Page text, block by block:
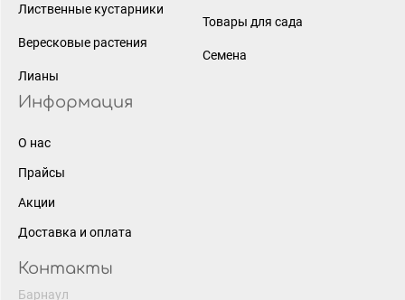
Лиственные кустарники
Вересковые растения
Лианы
Товары для сада
Семена
Информация
О нас
Прайсы
Акции
Доставка и оплата
Контакты
Барнаул